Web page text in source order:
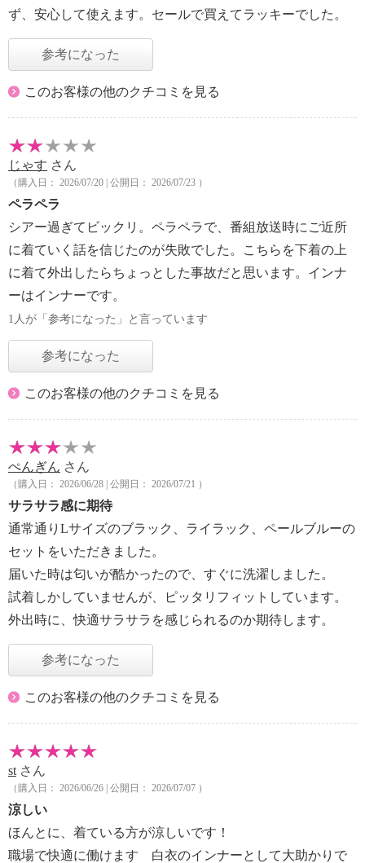
ず、安心して使えます。セールで買えてラッキーでした。
参考になった
このお客様の他のクチコミを見る
じゃす さん
（購入日： 2026/07/20 | 公開日： 2026/07/23 ）
ペラペラ
シアー過ぎてビックリ。ペラペラで、番組放送時にご近所
に着ていく話を信じたのが失敗でした。こちらを下着の上
に着て外出したらちょっとした事故だと思います。インナ
ーはインナーです。
1人が「参考になった」と言っています
参考になった
このお客様の他のクチコミを見る
ぺんぎん さん
（購入日： 2026/06/28 | 公開日： 2026/07/21 ）
サラサラ感に期待
通常通りLサイズのブラック、ライラック、ペールブルーの
セットをいただきました。
届いた時は匂いが酷かったので、すぐに洗濯しました。
試着しかしていませんが、ピッタリフィットしています。
外出時に、快適サラサラを感じられるのか期待します。
参考になった
このお客様の他のクチコミを見る
st さん
（購入日： 2026/06/26 | 公開日： 2026/07/07 ）
涼しい
ほんとに、着ている方が涼しいです！
職場で快適に働けます 白衣のインナーとして大助かりで